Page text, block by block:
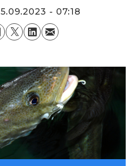
05.09.2023 - 07:18